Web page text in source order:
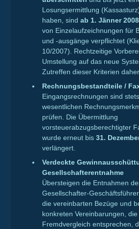
Losungsermittlung
haben, sind ab 1. Jänner 2008
von Einzelaufzeichnungen für
und -ausgänge verpflichtet
10/2007). Rechtzeitige
Umstellung auf das neue
Zutreffen dieser Kriterien
Rechnungsbestandteile /
Eingangsrechnungen sind
wesentlichen
prüfen. Die Übermittlung
vorsteuerabzugsberechtigter
wurde erneut bis 31.
verlängert.
Verdeckte
Gesellschafterentnahme
Übersteigen die Entnahmen
Gesellschafter-
die vereinbarten Bezüge und
konkreten Vereinbarungen, die
Fremdvergleich entsprechen,